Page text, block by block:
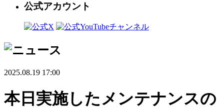
公式アカウント
2025.08.19 17:00
本日実施したメンテナンスの